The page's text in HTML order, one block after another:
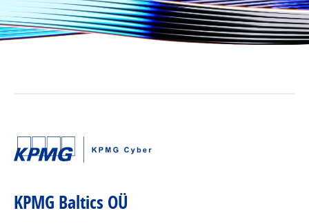
KPMG Baltics OÜ